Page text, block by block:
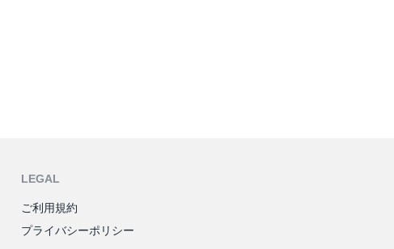
LEGAL
ご利用規約
プライバシーポリシー